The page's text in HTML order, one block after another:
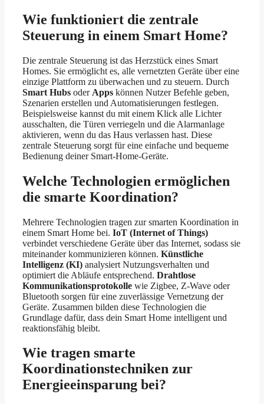
Wie funktioniert die zentrale
Steuerung in einem Smart Home?
Die zentrale Steuerung ist das Herzstück eines Smart
Homes. Sie ermöglicht es, alle vernetzten Geräte über eine
einzige Plattform zu überwachen und zu steuern. Durch
Smart Hubs oder Apps können Nutzer Befehle geben,
Szenarien erstellen und Automatisierungen festlegen.
Beispielsweise kannst du mit einem Klick alle Lichter
ausschalten, die Türen verriegeln und die Alarmanlage
aktivieren, wenn du das Haus verlassen hast. Diese
zentrale Steuerung sorgt für eine einfache und bequeme
Bedienung deiner Smart-Home-Geräte.
Welche Technologien ermöglichen
die smarte Koordination?
Mehrere Technologien tragen zur smarten Koordination in
einem Smart Home bei. IoT (Internet of Things)
verbindet verschiedene Geräte über das Internet, sodass sie
miteinander kommunizieren können. Künstliche
Intelligenz (KI) analysiert Nutzungsverhalten und
optimiert die Abläufe entsprechend. Drahtlose
Kommunikationsprotokolle wie Zigbee, Z-Wave oder
Bluetooth sorgen für eine zuverlässige Vernetzung der
Geräte. Zusammen bilden diese Technologien die
Grundlage dafür, dass dein Smart Home intelligent und
reaktionsfähig bleibt.
Wie tragen smarte
Koordinationstechniken zur
Energieeinsparung bei?